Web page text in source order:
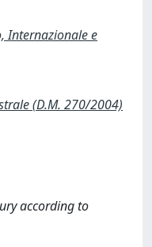
Internazionale e
(D.M. 270/2004)
according to